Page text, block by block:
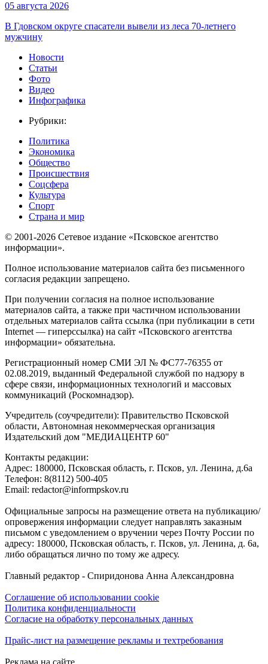
05 августа 2026
В Гдовском округе спасатели вывели из леса 70-летнего
мужчину
Новости
Статьи
Фото
Видео
Инфографика
Рубрики:
Политика
Экономика
Общество
Происшествия
Соцсфера
Культура
Спорт
Страна и мир
© 2001-2026 Сетевое издание «Псковское агентство
информации».
Полное использование материалов сайта без письменного
согласия редакции запрещено.
При получении согласия на полное использование
материалов сайта, а также при частичном использовании
отдельных материалов сайта ссылка (при публикации в сети
Internet — гиперссылка) на сайт «Псковского агентства
информации» обязательна.
Регистрационный номер СМИ ЭЛ № ФС77-76355 от
02.08.2019, выданный Федеральной службой по надзору в
сфере связи, информационных технологий и массовых
коммуникаций (Роскомнадзор).
Учредитель (соучредители): Правительство Псковской
области, Автономная некоммерческая организация
Издательский дом "МЕДИАЦЕНТР 60"
Контакты редакции:
Адреc: 180000, Псковская область, г. Псков, ул. Ленина, д.6а
Телефон: 8(8112) 500-405
Email: redactor@informpskov.ru
Официальные запросы на размещение ответа на публикацию/
опровержения информации следует направлять заказным
письмом с уведомлением о вручении через Почту России по
адресу: 180000, Псковская область, г. Псков, ул. Ленина, д. 6а,
либо обращаться лично по тому же адресу.
Главный редактор - Спиридонова Анна Александровна
Соглашение об использовании cookie
Политика конфиденциальности
Согласие на обработку персональных данных
Прайс-лист на размещение рекламы и техтребования